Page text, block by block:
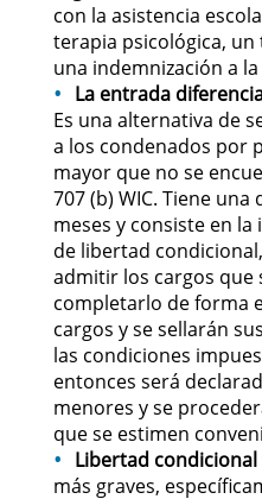
Carjacking
Driving with
Evading a
Hit and Run
Vehicular
Drug Crimes
California
Possession
con la asistencia
terapia psicológica,
una indemnización a
La entrada
Es una alternativa de
a los condenados por
mayor que no se
707 (b) WIC. Tiene
meses y consiste en
de libertad
admitir los cargos que
completarlo de forma
cargos y se sellarán
las condiciones
entonces será
menores y se
que se estimen
Libertad
más graves,